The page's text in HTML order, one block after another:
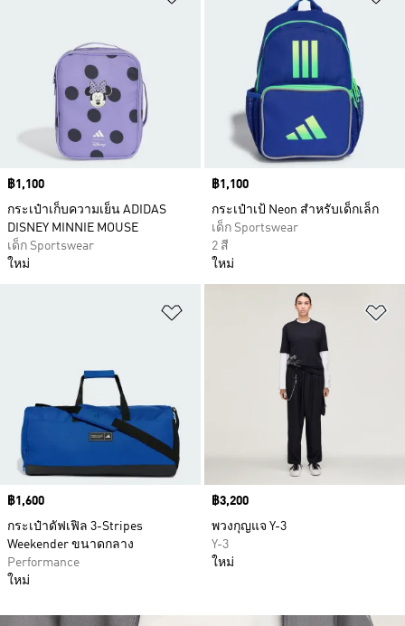
Price
฿1,100
กระเป๋าเก็บความเย็น ADIDAS
DISNEY MINNIE MOUSE
เด็ก Sportswear
ใหม่
Price
฿1,100
กระเป๋าเป้ Neon สำหรับเด็กเล็ก
เด็ก Sportswear
2 สี
ใหม่
เพิ่มไปยังรายการสินค้าโปรด
Price
฿1,600
กระเป๋าดัฟเฟิล 3-Stripes
Weekender ขนาดกลาง
Performance
ใหม่
Price
฿3,200
พวงกุญแจ Y-3
Y-3
ใหม่